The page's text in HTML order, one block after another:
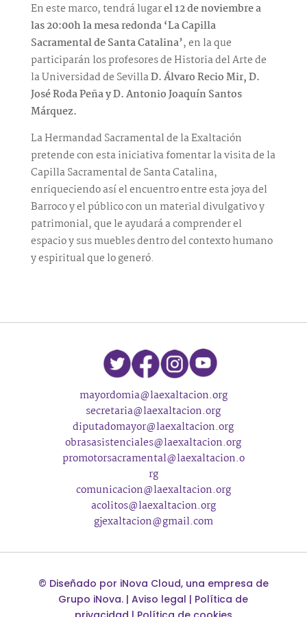
En este marco, tendrá lugarel 12 de noviembre a
las 20:00h la mesa redonda ‘La Capilla
Sacramental de Santa Catalina’, en la que
participarán los profesores de Historia del Arte de
la Universidad de SevillaD. Álvaro Recio Mir, D.
José Roda Peña y D. Antonio Joaquín Santos
Márquez.
La Hermandad Sacramental de la Exaltación
pretende con esta iniciativa fomentar la visita de la
Capilla Sacramental de Santa Catalina,
enriqueciendo así el encuentro entre esta joya del
Barroco y el público con un material divulgativo y
patrimonial, que le ayudará a comprender el
espacio y sus muebles dentro del contexto humano
y espiritual que lo generó.
mayordomia@laexaltacion.org
secretaria@laexaltacion.org
diputadomayor@laexaltacion.org
obrasasistenciales@laexaltacion.org
promotorsacramental@laexaltacion.o
rg
comunicacion@laexaltacion.org
acolitos@laexaltacion.org
gjexaltacion@gmail.com
© Diseñado por iNova Cloud, una empresa de
Grupo iNova. |Aviso legal | Política de